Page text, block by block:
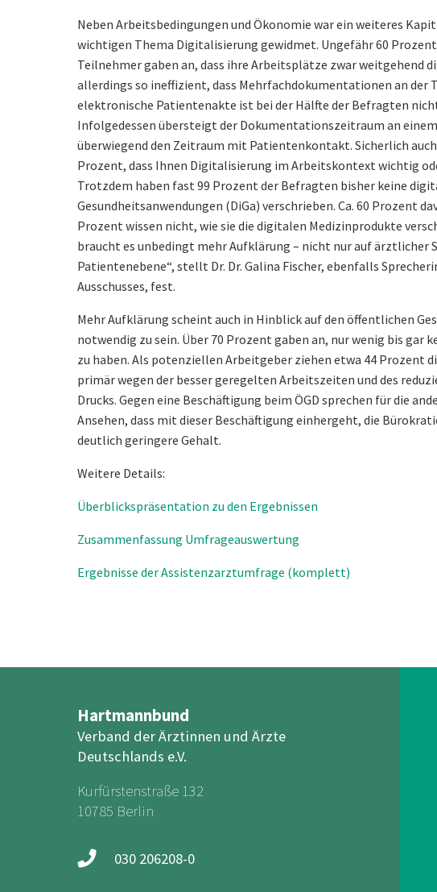
Neben Arbeitsbedingungen und Ökonomie war ein weiteres
wichtigen Thema Digitalisierung gewidmet. Ungefähr 60
Teilnehmer gaben an, dass ihre Arbeitsplätze zwar weitgehend
allerdings so ineffizient, dass Mehrfachdokumentationen an der
elektronische Patientenakte ist bei der Hälfte der Befragten
Infolgedessen übersteigt der Dokumentationszeitraum an
überwiegend den Zeitraum mit Patientenkontakt. Sicherlich
Prozent, dass Ihnen Digitalisierung im Arbeitskontext wichtig
Trotzdem haben fast 99 Prozent der Befragten bisher keine
Gesundheitsanwendungen (DiGa) verschrieben. Ca. 60 Prozent
Prozent wissen nicht, wie sie die digitalen Medizinprodukte
braucht es unbedingt mehr Aufklärung – nicht nur auf ärztlicher
Patientenebene“, stellt Dr. Dr. Galina Fischer, ebenfalls
Ausschusses, fest.
Mehr Aufklärung scheint auch in Hinblick auf den öffentlichen
notwendig zu sein. Über 70 Prozent gaben an, nur wenig bis gar
zu haben. Als potenziellen Arbeitgeber ziehen etwa 44 Prozent
primär wegen der besser geregelten Arbeitszeiten und des
Drucks. Gegen eine Beschäftigung beim ÖGD sprechen für die
Ansehen, dass mit dieser Beschäftigung einhergeht, die
deutlich geringere Gehalt.
Weitere Details:
Überblickspräsentation zu den Ergebnissen
Zusammenfassung Umfrageauswertung
Ergebnisse der Assistenzarztumfrage (komplett)
Hartmannbund
Verband der Ärztinnen und Ärzte
Deutschlands e.V.
Kurfürstenstraße 132
10785 Berlin
030 206208-0